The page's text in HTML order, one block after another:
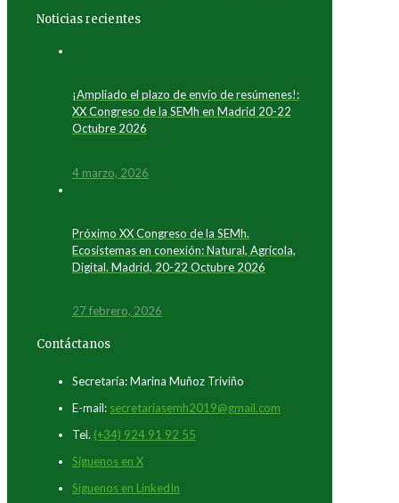
Noticias recientes
¡Ampliado el plazo de envío de resúmenes!:
XX Congreso de la SEMh en Madrid 20-22
Octubre 2026
4 marzo, 2026
Próximo XX Congreso de la SEMh.
Ecosistemas en conexión: Natural, Agrícola,
Digital. Madrid, 20-22 Octubre 2026
27 febrero, 2026
Contáctanos
Secretaría: Marina Muñoz Triviño
E-mail: secretariasemh2019@gmail.com
Tel. (+34) 924 91 92 55
Síguenos en X
Síguenos en LinkedIn